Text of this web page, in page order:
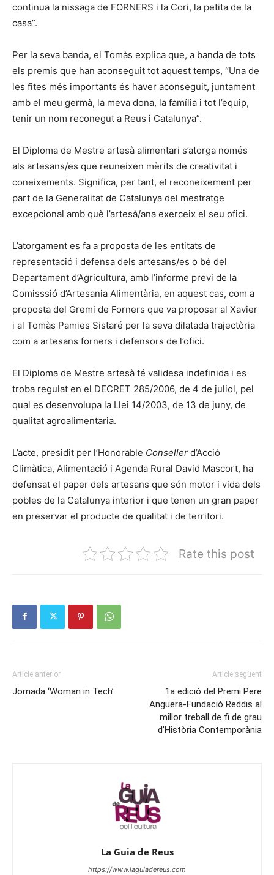
continua la nissaga de FORNERS i la Cori, la petita de la
casa”.
Per la seva banda, el Tomàs explica que, a banda de tots
els premis que han aconseguit tot aquest temps, “Una de
les fites més importants és haver aconseguit, juntament
amb el meu germà, la meva dona, la família i tot l’equip,
tenir un nom reconegut a Reus i Catalunya”.
El Diploma de Mestre artesà alimentari s’atorga només
als artesans/es que reuneixen mèrits de creativitat i
coneixements. Significa, per tant, el reconeixement per
part de la Generalitat de Catalunya del mestratge
excepcional amb què l’artesà/ana exerceix el seu ofici.
L’atorgament es fa a proposta de les entitats de
representació i defensa dels artesans/es o bé del
Departament d’Agricultura, amb l’informe previ de la
Comisssió d’Artesania Alimentària, en aquest cas, com a
proposta del Gremi de Forners que va proposar al Xavier
i al Tomàs Pamies Sistaré per la seva dilatada trajectòria
com a artesans forners i defensors de l’ofici.
El Diploma de Mestre artesà té validesa indefinida i es
troba regulat en el DECRET 285/2006, de 4 de juliol, pel
qual es desenvolupa la Llei 14/2003, de 13 de juny, de
qualitat agroalimentaria.
L’acte, presidit per l’Honorable Conseller d’Acció
Climàtica, Alimentació i Agenda Rural David Mascort, ha
defensat el paper dels artesans que són motor i vida dels
pobles de la Catalunya interior i que tenen un gran paper
en preservar el producte de qualitat i de territori.
Rate this post
Article anterior
Jornada ‘Woman in Tech’
Article següent
1a edició del Premi Pere
Anguera-Fundació Reddis al
millor treball de fi de grau
d’Història Contemporània
La Guia de Reus
https://www.laguiadereus.com